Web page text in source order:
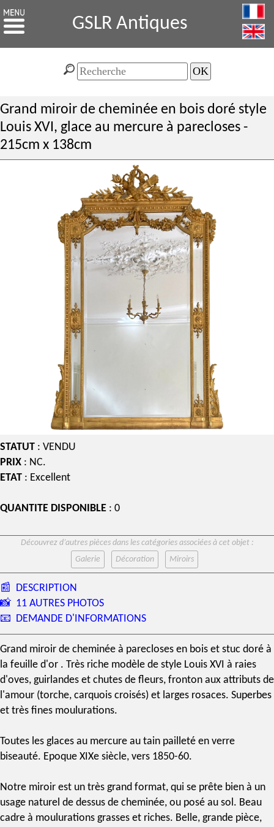
GSLR Antiques
Grand miroir de cheminée en bois doré style
Louis XVI, glace au mercure à parecloses -
215cm x 138cm
STATUT : VENDU
PRIX : NC.
ETAT : Excellent
QUANTITE DISPONIBLE : 0
Découvrez d’autres pièces dans les catégories associées à cet objet :
Galerie
Décoration Miroirs
📰 DESCRIPTION
📸 11 AUTRES PHOTOS
📧 DEMANDE D'INFORMATIONS
Grand miroir de cheminée à parecloses en bois et stuc doré à
la feuille d'or . Très riche modèle de style Louis XVI à raies
d'oves, guirlandes et chutes de fleurs, fronton aux attributs de
l'amour (torche, carquois croisés) et larges rosaces. Superbes
et très fines moulurations.
Toutes les glaces au mercure au tain pailleté en verre
biseauté. Epoque XIXe siècle, vers 1850-60.
Notre miroir est un très grand format, qui se prête bien à un
usage naturel de dessus de cheminée, ou posé au sol. Beau
cadre à moulurations grasses et riches. Belle, grande pièce,